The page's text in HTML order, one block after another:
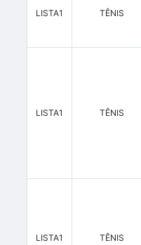
LISTA1 TÊNIS
LISTA1 TÊNIS
LISTA1 TÊNIS